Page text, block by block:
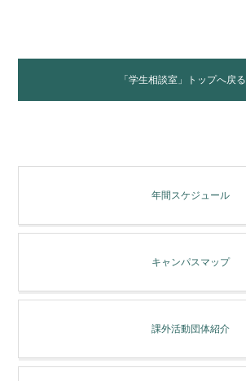
「学生相談室」トップへ戻る
年間スケジュール
キャンパスマップ
課外活動団体紹介